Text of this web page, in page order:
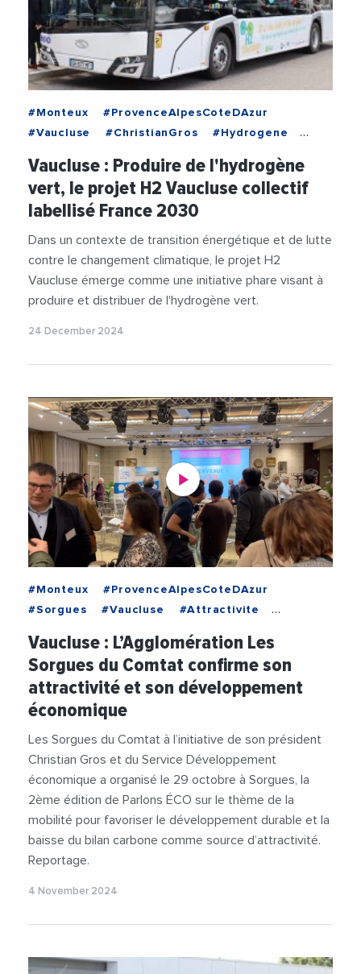
#Monteux
#ProvenceAlpesCoteDAzur
#Vaucluse
#ChristianGros
#Hydrogene
Vaucluse : Produire de l'hydrogène
vert, le projet H2 Vaucluse collectif
labellisé France 2030
Dans un contexte de transition énergétique et de lutte
contre le changement climatique, le projet H2
Vaucluse émerge comme une initiative phare visant à
produire et distribuer de l'hydrogène vert.
24 December 2024
#Monteux
#ProvenceAlpesCoteDAzur
#Sorgues
#Vaucluse
#Attractivite
#DeveloppementDurable
#DeveloppementEconomique
#Mobilite
#SorguesDuComtat
#TransitionEcologique
#Videos
Vaucluse : L’Agglomération Les
Sorgues du Comtat confirme son
attractivité et son développement
économique
Les Sorgues du Comtat à l’initiative de son président
Christian Gros et du Service Développement
économique a organisé le 29 octobre à Sorgues, la
2ème édition de Parlons ÉCO sur le thème de la
mobilité pour favoriser le développement durable et la
baisse du bilan carbone comme source d’attractivité.
Reportage.
4 November 2024